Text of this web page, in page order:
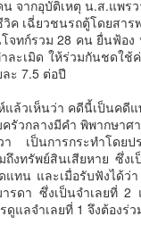
น จากอุบัติเหตุ น.ส.แพร
ค เฉี่ยวชนรถตู้โดยสาร
จทก์รวม 28 คน ยื่นฟ้อ
ละเมิด ให้ร่วมกันชดใช้
ะ 7.5 ต่อปี
วเห็นว่า คดีนี้เป็นคดีแ
รัวกลางมีคำ พิพากษาศ
เป็นการกระทำโดยปร
งทรัพย์สินเสียหาย ซึ่งเ
ทน และเมื่อรับฟังได้ว่
รดา ซึ่งเป็นจำเลยที่ 2
ดูแลจำเลยที่ 1 จึงต้องร่